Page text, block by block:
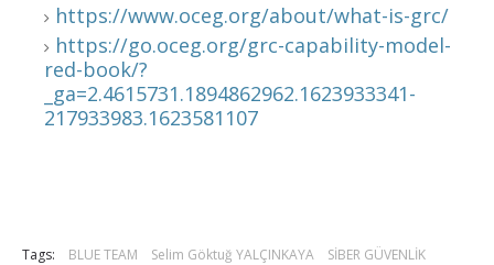
https://www.oceg.org/about/what-is-grc/
https://go.oceg.org/grc-capability-model-
red-book/?
_ga=2.4615731.1894862962.1623933341-
217933983.1623581107
Tags: BLUE TEAM Selim Göktuğ YALÇINKAYA SİBER GÜVENLİK